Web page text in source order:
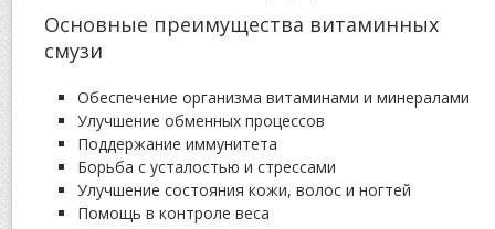
Основные преимущества витаминных
смузи
Обеспечение организма витаминами и минералами
Улучшение обменных процессов
Поддержание иммунитета
Борьба с усталостью и стрессами
Улучшение состояния кожи, волос и ногтей
Помощь в контроле веса